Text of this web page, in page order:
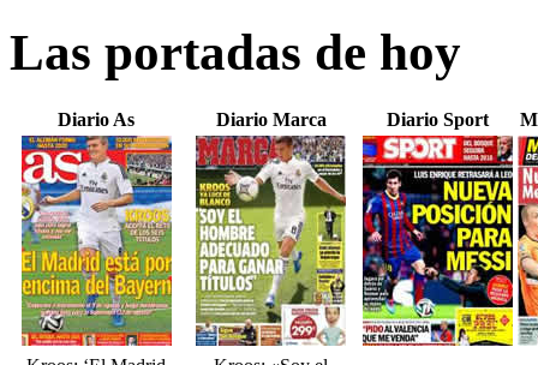
Las portadas de hoy
Diario As Diario Marca Diario Sport